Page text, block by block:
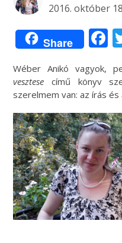
2016. október
Share
Wéber Anikó vagyok,
vesztese című könyv
szerelmem van: az írás és